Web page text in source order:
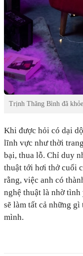
Trịnh Thăng Bình đã
Khi được hỏi có dại
lĩnh vực như thời
bại, thua lỗ. Chỉ duy
thuật tới hơi thở cuối
rằng, việc anh có
nghệ thuật là nhờ
sẽ làm tất cả những
mình.